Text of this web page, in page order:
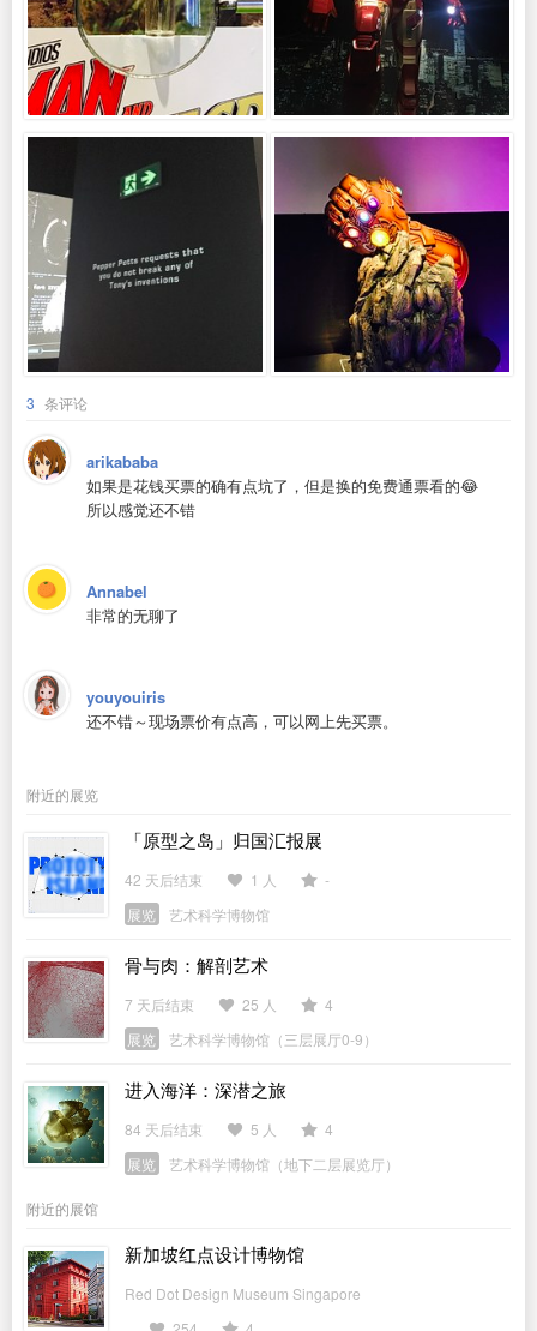
3 条评论
arikababa
如果是花钱买票的确有点坑了，但是换的免费通票看的😂
所以感觉还不错
Annabel
非常的无聊了
youyouiris
还不错～现场票价有点高，可以网上先买票。
附近的展览
「原型之岛」归国汇报展
42 天后结束 1 人
-
展览
艺术科学博物馆
骨与肉：解剖艺术
7 天后结束 25 人
4
展览
艺术科学博物馆（三层展厅0-9）
进入海洋：深潜之旅
84 天后结束 5 人
4
展览
艺术科学博物馆（地下二层展览厅）
附近的展馆
新加坡红点设计博物馆
Red Dot Design Museum Singapore